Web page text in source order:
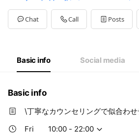
Mon10:00 - 22:00
Tue10:00 - 22:00
Wed10:00 - 22:00
10:00 - 22:00
Chat Call Posts
Basic info Social media
Basic info
\丁寧なカウンセリングで似合わ
Fri
10:00 - 22:00